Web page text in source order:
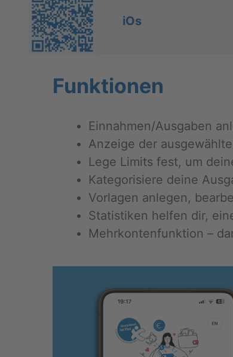
iOs
Funk­tio­nen
Ein­nah­men/Aus­ga­ben
An­zei­ge der
Lege Li­mits fest, um
Ka­te­go­ri­sie­re deine
Vor­la­gen an­le­gen,
Sta­tis­ti­ken hel­fen dir,
Mehr­kon­ten­funk­ti­on –